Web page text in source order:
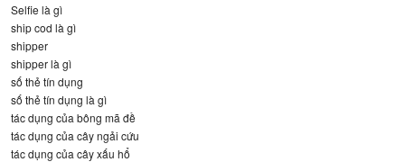
Selfie là gì
ship cod là gì
shipper
shipper là gì
số thẻ tín dụng
số thẻ tín dụng là gì
tác dụng của bông mã đề
tác dụng của cây ngải cứu
tác dụng của cây xấu hổ